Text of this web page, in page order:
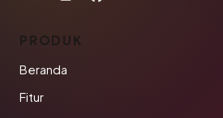
PRODUK
Beranda
Fitur